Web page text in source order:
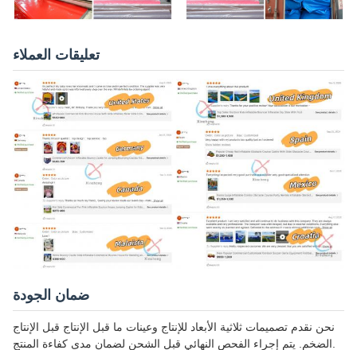
تعليقات العملاء
ضمان الجودة
نحن نقدم تصميمات ثلاثية الأبعاد للإنتاج وعينات ما قبل الإنتاج قبل الإنتاج